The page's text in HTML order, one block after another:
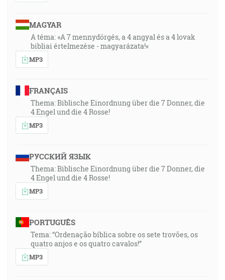
MAGYAR
A téma: »A 7 mennydörgés, a 4 angyal és a 4 lovak
bibliai értelmezése - magyarázata!«
MP3
FRANÇAIS
Thema: Biblische Einordnung über die 7 Donner, die
4 Engel und die 4 Rosse!
MP3
РУССКИЙ ЯЗЫК
Thema: Biblische Einordnung über die 7 Donner, die
4 Engel und die 4 Rosse!
MP3
PORTUGUÊS
Tema: “Ordenação bíblica sobre os sete trovões, os
quatro anjos e os quatro cavalos!”
MP3